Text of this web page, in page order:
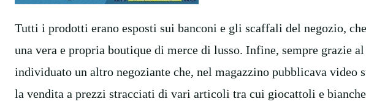
Tutti i prodotti erano esposti sui banconi e gli scaffali del negozio,
una vera e propria boutique di merce di lusso. Infine, sempre grazie
individuato un altro negoziante che, nel magazzino pubblicava video
la vendita a prezzi stracciati di vari articoli tra cui giocattoli e